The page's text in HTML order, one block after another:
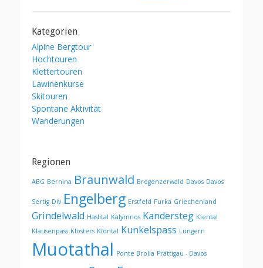
Kategorien
Alpine Bergtour
Hochtouren
Klettertouren
Lawinenkurse
Skitouren
Spontane Aktivität
Wanderungen
Regionen
ABG Bernina Braunwald Bregenzerwald Davos Davos
Sertig Div Engelberg Erstfeld Furka Griechenland
Grindelwald Haslital Kalymnos Kandersteg Kiental
Klausenpass Klosters Klöntal Kunkelspass Lungern
Muotathal Ponte Brolla Prättigau - Davos